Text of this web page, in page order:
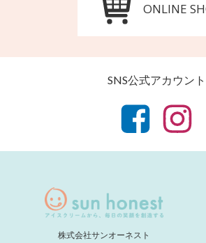
ONLINE
SNS公式アカウント
株式会社サンオーネスト